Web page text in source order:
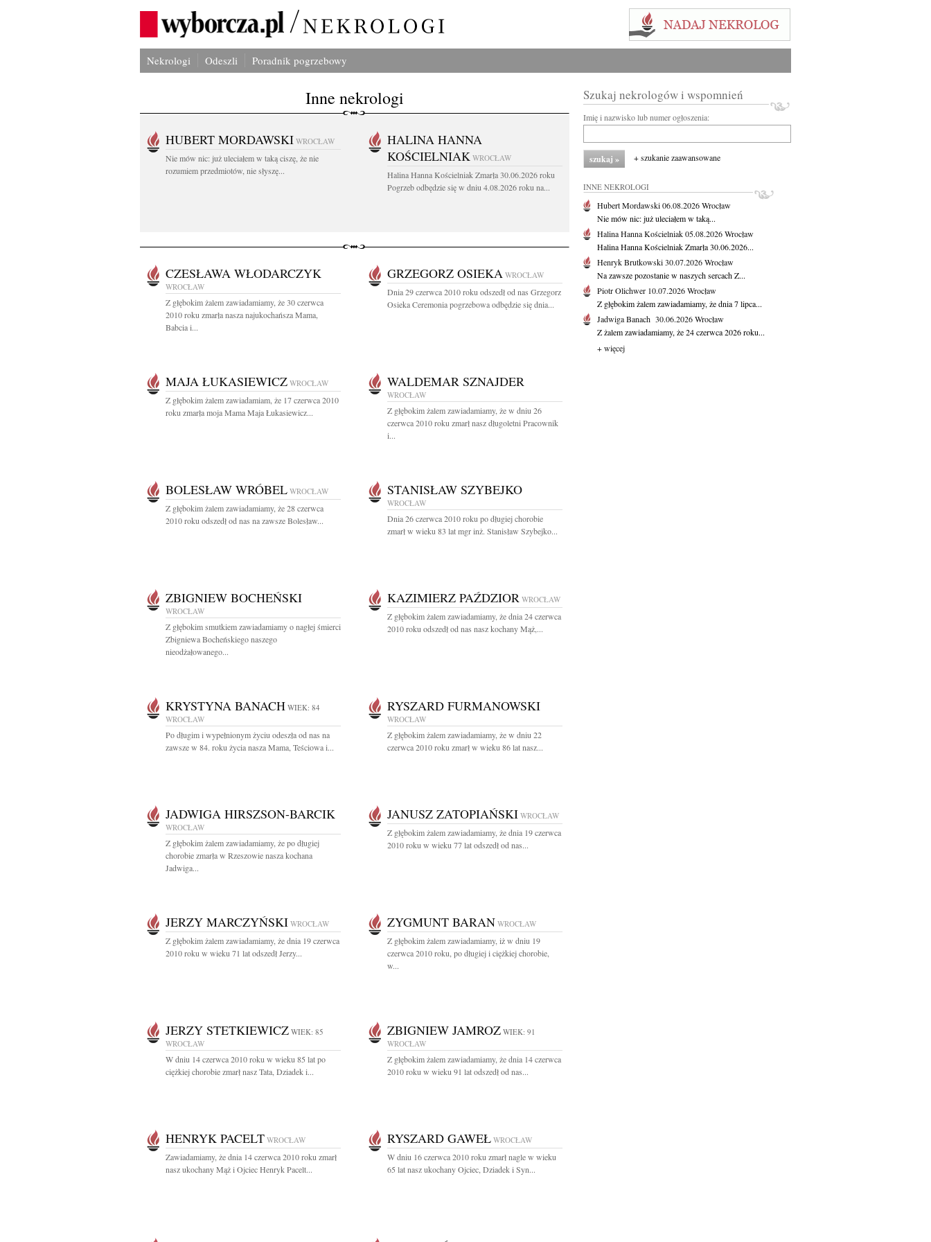
Nekrologi Odeszli Poradnik pogrzebowy
Inne nekrologi
HUBERT MORDAWSKI WROCŁAW
Nie mów nic: już uleciałem w taką ciszę, że nie
rozumiem przedmiotów, nie słyszę...
HALINA HANNA
KOŚCIELNIAK WROCŁAW
Halina Hanna Kościelniak Zmarła 30.06.2026 roku
Pogrzeb odbędzie się w dniu 4.08.2026 roku na...
CZESŁAWA WŁODARCZYK
WROCŁAW
Z głębokim żalem zawiadamiamy, że 30 czerwca
2010 roku zmarła nasza najukochańsza Mama,
Babcia i...
GRZEGORZ OSIEKA WROCŁAW
Dnia 29 czerwca 2010 roku odszedł od nas Grzegorz
Osieka Ceremonia pogrzebowa odbędzie się dnia...
MAJA ŁUKASIEWICZ WROCŁAW
Z głębokim żalem zawiadamiam, że 17 czerwca 2010
roku zmarła moja Mama Maja Łukasiewicz...
WALDEMAR SZNAJDER
WROCŁAW
Z głębokim żalem zawiadamiamy, że w dniu 26
czerwca 2010 roku zmarł nasz długoletni Pracownik
i...
BOLESŁAW WRÓBEL WROCŁAW
Z głębokim żalem zawiadamiamy, że 28 czerwca
2010 roku odszedł od nas na zawsze Bolesław...
STANISŁAW SZYBEJKO
WROCŁAW
Dnia 26 czerwca 2010 roku po długiej chorobie
zmarł w wieku 83 lat mgr inż. Stanisław Szybejko...
ZBIGNIEW BOCHEŃSKI
WROCŁAW
Z głębokim smutkiem zawiadamiamy o nagłej śmierci
Zbigniewa Bocheńskiego naszego
nieodżałowanego...
KAZIMIERZ PAŹDZIOR WROCŁAW
Z głębokim żalem zawiadamiamy, że dnia 24 czerwca
2010 roku odszedł od nas nasz kochany Mąż,...
KRYSTYNA BANACH WIEK: 84
WROCŁAW
Po długim i wypełnionym życiu odeszła od nas na
zawsze w 84. roku życia nasza Mama, Teściowa i...
RYSZARD FURMANOWSKI
WROCŁAW
Z głębokim żalem zawiadamiamy, że w dniu 22
czerwca 2010 roku zmarł w wieku 86 lat nasz...
JADWIGA HIRSZSON-BARCIK
WROCŁAW
Z głębokim żalem zawiadamiamy, że po długiej
chorobie zmarła w Rzeszowie nasza kochana
Jadwiga...
JANUSZ ZATOPIAŃSKI WROCŁAW
Z głębokim żalem zawiadamiamy, że dnia 19 czerwca
2010 roku w wieku 77 lat odszedł od nas...
JERZY MARCZYŃSKI WROCŁAW
Z głębokim żalem zawiadamiamy, że dnia 19 czerwca
2010 roku w wieku 71 lat odszedł Jerzy...
ZYGMUNT BARAN WROCŁAW
Z głębokim żalem zawiadamiamy, iż w dniu 19
czerwca 2010 roku, po długiej i ciężkiej chorobie,
w...
JERZY STETKIEWICZ WIEK: 85
WROCŁAW
W dniu 14 czerwca 2010 roku w wieku 85 lat po
ciężkiej chorobie zmarł nasz Tata, Dziadek i...
ZBIGNIEW JAMROZ WIEK: 91
WROCŁAW
Z głębokim żalem zawiadamiamy, że dnia 14 czerwca
2010 roku w wieku 91 lat odszedł od nas...
HENRYK PACELT WROCŁAW
Zawiadamiamy, że dnia 14 czerwca 2010 roku zmarł
nasz ukochany Mąż i Ojciec Henryk Pacelt...
RYSZARD GAWEŁ WROCŁAW
W dniu 16 czerwca 2010 roku zmarł nagle w wieku
65 lat nasz ukochany Ojciec, Dziadek i Syn...
Szukaj nekrologów i wspomnień
Imię i nazwisko lub numer ogłoszenia:
+ szukanie zaawansowane
INNE NEKROLOGI
Hubert Mordawski06.08.2026Wrocław
Nie mów nic: już uleciałem w taką...
Halina Hanna Kościelniak05.08.2026Wrocław
Halina Hanna Kościelniak Zmarła 30.06.2026...
Henryk Brutkowski30.07.2026Wrocław
Na zawsze pozostanie w naszych sercach Z...
Piotr Olichwer 10.07.2026Wrocław
Z głębokim żalem zawiadamiamy, że dnia 7 lipca...
Jadwiga Banach 30.06.2026Wrocław
Z żalem zawiadamiamy, że 24 czerwca 2026 roku...
+ więcej